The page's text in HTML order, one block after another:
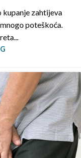
kupanje zahtijeva
poteškoća.